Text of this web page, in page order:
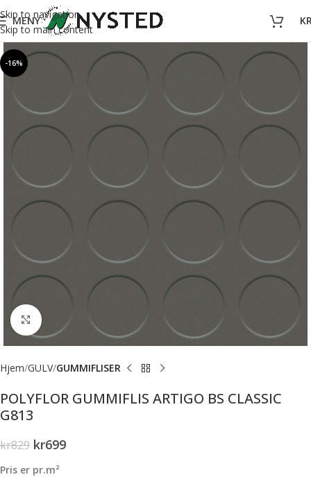
Skip to navigation
Skip to main content
MENY
-16%
Forstørr bilde
Hjem GULV GUMMIFLISER
POLYFLOR GUMMIFLIS ARTIGO BS CLASSIC
G813
kr829 kr699
Pris er pr.m²